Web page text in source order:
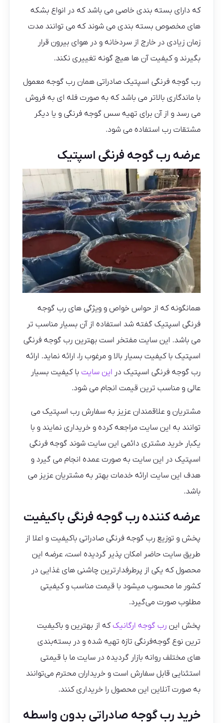
که دارای بسته بندی خاصی می باشد که در انواع بشکه
های مخصوص بسته بندی می شوند که می توانند مدت
زمان زیادی در خارج از سردخانه و در هوای بیرون قرار
بگیرند و کیفیت آن ها هیچ گونه تغییری نکند.
رب گوجه فرنگی اسپتیک صادراتی همان رب گوجه معمول
با ماندگاری بالاتر می باشد که به صورت فله ای به فروش
می رسد و از آن برای تهیه سس گوجه فرنگی و یا دیگر
مشتقات رب استفاده می شود.
عرضه رب گوجه فرنگی اسپتیک
همانگونه که از حواس خواص و ویژگی های رب گوجه
فرنگی اسپتیک گفته شد استفاده از آن بسیار مناسب تر
می باشد. این سایت مفتخر است بهترین رب گوجه فرنگی
اسپتیک با کیفیت بسیار بالا و مرغوب را، ارائه نماید. ارائه
رب گوجه فرنگی اسپتیک در این سایت با کیفیت بسیار
عالی و مناسب ترین قیمت انجام می شود.
مشتریان و علاقمندان عزیز به سفارش رب اسپتیک می
‌توانند به این سایت مراجعه کرده و خریداری نمایند و با
یکبار خرید مشتری دائمی این سایت شوند گوجه فرنگی
اسپتیک در این سایت به صورت عمده انجام می گیرد و
هدف این سایت ارائه خدمات بهتر به مشتریان عزیز می
باشد.
عرضه کننده رب گوجه فرنگی باکیفیت
پخش و توزیع رب گوجه فرنگی صادراتی باکیفیت و اعلا از
طریق سایت حاضر امکان پذیر گردیده است، عرضه این
محصول که یکی از پرطرفدارترین چاشنی های غذایی در
کشور ما محسوب میشود با قیمت مناسب و کیفیتی
مطلوب صورت می‌گیرد.
پخش این رب گوجه ارگانیککه از بهترین و باکیفیت
ترین نوع گوجه‌فرنگی تازه تهیه شده و در بسته‌بندی
های مختلف روانه بازار گردیده در سایت ما با قیمتی
استثنایی قابل سفارش است و خریداران محترم می‌توانند
به صورت آنلاین این محصول را خریداری کنند.
خرید رب گوجه صادراتی بدون واسطه